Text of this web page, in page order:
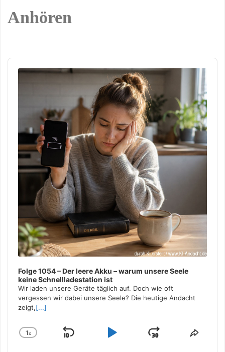
Anhören
Audio
Player
Folge 1054 – Der leere Akku – warum unsere Seele
keine Schnellladestation ist
Wir laden unsere Geräte täglich auf. Doch wie oft
vergessen wir dabei unsere Seele? Die heutige Andacht
zeigt,[...]
Change
1x
Skip
Play
Jump
Share